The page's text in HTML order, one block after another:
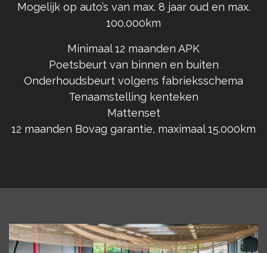
Mogelijk op auto’s van max. 8 jaar oud en max.
100.000km
Minimaal 12 maanden APK
Poetsbeurt van binnen en buiten
Onderhoudsbeurt volgens fabrieksschema
Tenaamstelling kenteken
Mattenset
12 maanden Bovag garantie, maximaal 15.000km